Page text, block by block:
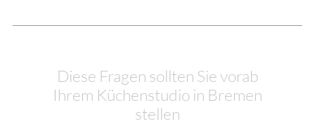
Diese Fragen sollten Sie vorab
Ihrem Küchenstudio in Bremen
stellen